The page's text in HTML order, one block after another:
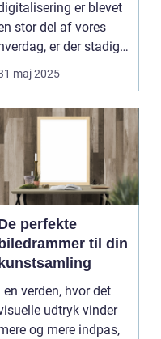
er blevet
stor del af vores
er der stadig
sæ...
maj 2025
perfekte
biledrammer til din
kunstsamling
en verden, hvor det
udtryk vinder
og mere indpas,